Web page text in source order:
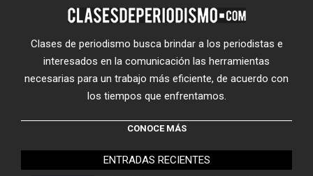
Clases de periodismo busca brindar a los periodistas e
interesados en la comunicación las herramientas
necesarias para un trabajo más eficiente, de acuerdo con
los tiempos que enfrentamos.
CONOCE MÁS
ENTRADAS RECIENTES